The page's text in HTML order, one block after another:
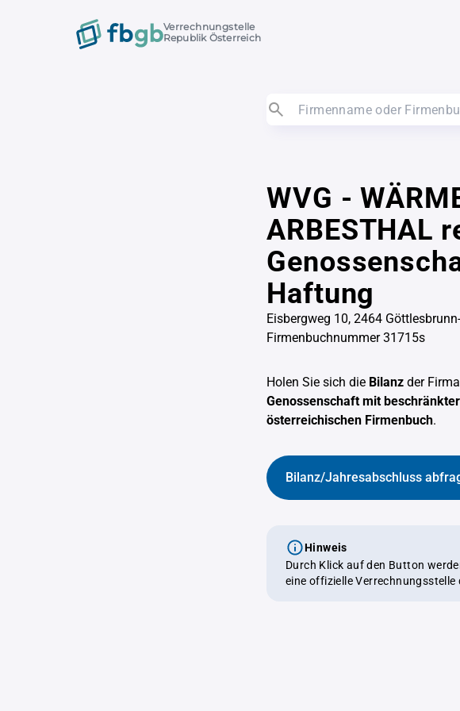
Verrechnungstelle
Republik Österreich
WVG -
ARBESTHAL
Haftung
Eisbergweg 10, 2464
Firmenbuchnummer 31715s
Holen Sie sich die Bilanz der Firma
Genossenschaft mit
österreichischen Firmenbuch.
Bilanz/Jahresabschluss
Hinweis
Durch Klick auf den Button
eine offizielle Verrechnungsstelle